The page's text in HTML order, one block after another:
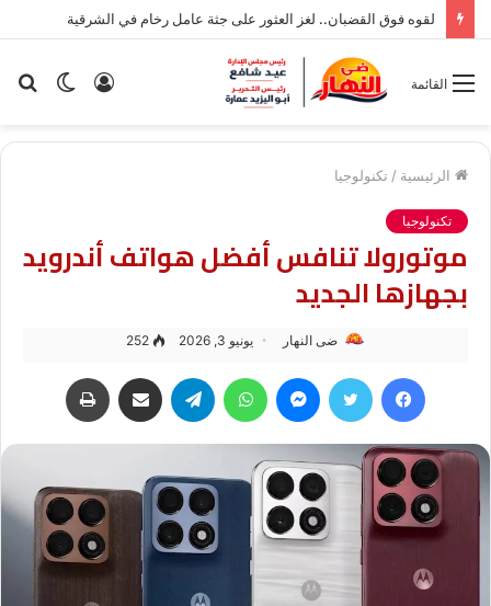
لقوه فوق القضبان.. لغز العثور على جثة عامل رخام في الشرقية
الوضع تسجيل
القائمة
الرئيسية / تكنولوجيا
تكنولوجيا
موتورولا تنافس أفضل هواتف أندرويد
بجهازها الجديد
ضى النهار يونيو 3, 2026 252
فيسبوك تويتر ماسنجر واتساب تيلقرام مشاركة عبر البريد